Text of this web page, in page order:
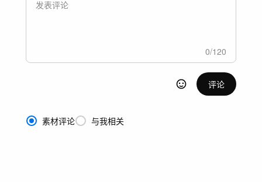
0/120
评论
素材评论 与我相关